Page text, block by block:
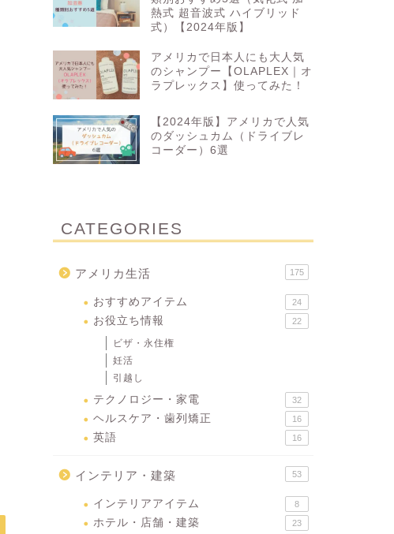
熱式 超音波式 ハイブリッド
式）【2024年版】
アメリカで日本人にも大人気
のシャンプー【OLAPLEX｜オ
ラプレックス】使ってみた！
【2024年版】アメリカで人気
のダッシュカム（ドライブレ
コーダー）6選
CATEGORIES
アメリカ生活 175
おすすめアイテム 24
お役立ち情報 22
ビザ・永住権
妊活
引越し
テクノロジー・家電 32
ヘルスケア・歯列矯正 16
英語 16
インテリア・建築 53
インテリアアイテム 8
ホテル・店舗・建築 23